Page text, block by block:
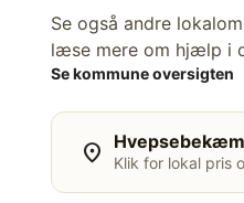
Se også andre
læse mere om hjælp i
Se kommune oversigten
location_on Klik for lokal pris